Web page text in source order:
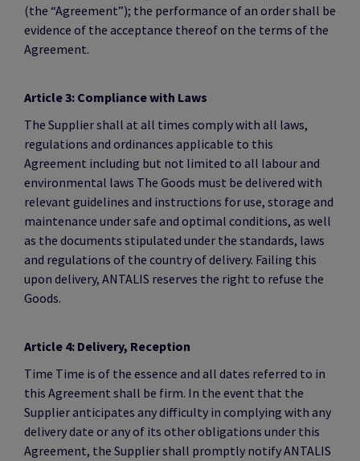
(the “Agreement”); the performance of an order shall be
evidence of the acceptance thereof on the terms of the
Agreement.
Article 3: Compliance with Laws
The Supplier shall at all times comply with all laws,
regulations and ordinances applicable to this
Agreement including but not limited to all labour and
environmental laws The Goods must be delivered with
relevant guidelines and instructions for use, storage and
maintenance under safe and optimal conditions, as well
as the documents stipulated under the standards, laws
and regulations of the country of delivery. Failing this
upon delivery, ANTALIS reserves the right to refuse the
Goods.
Article 4: Delivery, Reception
Time Time is of the essence and all dates referred to in
this Agreement shall be firm. In the event that the
Supplier anticipates any difficulty in complying with any
delivery date or any of its other obligations under this
Agreement, the Supplier shall promptly notify ANTALIS